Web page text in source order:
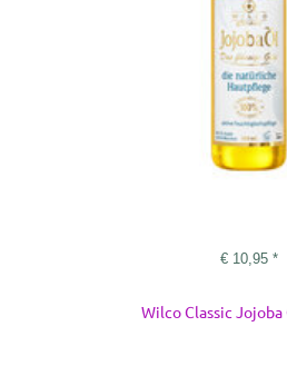
€ 10,95 *
Wilco Classic Jojoba